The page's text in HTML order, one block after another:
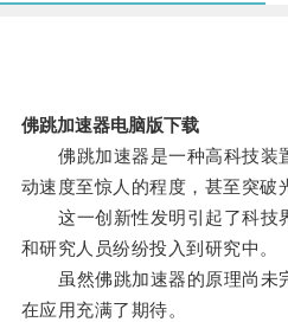
佛跳加速器电脑版下载
佛跳加速器是一种高科技装
动速度至惊人的程度，甚至突破
这一创新性发明引起了科技
和研究人员纷纷投入到研究中。
虽然佛跳加速器的原理尚未
在应用充满了期待。